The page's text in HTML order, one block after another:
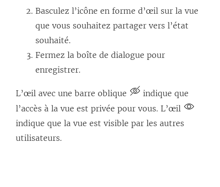
Basculez l’icône en forme d’œil sur la vue
que vous souhaitez partager vers l’état
souhaité.
Fermez la boîte de dialogue pour
enregistrer.
L’œil avec une barre oblique
indique que
l’accès à la vue est privée pour vous. L’œil
indique que la vue est visible par les autres
utilisateurs.